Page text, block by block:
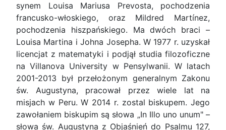
synem Louisa Mariusa Prevosta, pochodzenia
francusko-włoskiego, oraz Mildred Martínez,
pochodzenia hiszpańskiego. Ma dwóch braci –
Louisa Martina i Johna Josepha. W 1977 r. uzyskał
licencjat z matematyki i podjął studia filozoficzne
na Villanova University w Pensylwanii. W latach
2001-2013 był przełożonym generalnym Zakonu
św. Augustyna, pracował przez wiele lat na
misjach w Peru. W 2014 r. zostal biskupem. Jego
zawołaniem biskupim są słowa „In Illo uno unum" –
słowa św. Augustyna z Objaśnień do Psalmu 127,